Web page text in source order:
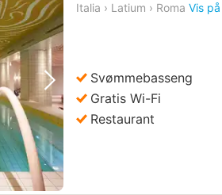
Neste bilde
Italia › Latium › Roma Vis
Svømmebasseng
Gratis Wi-Fi
Restaurant